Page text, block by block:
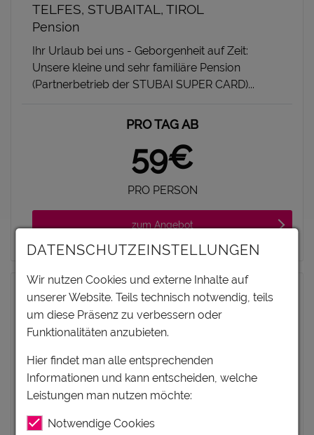
TELFES, STUBAITAL, TIROL
Pension
Ihr Urlaub bei uns - Geborgenheit auf Zeit:
Unsere kleine und sehr familiäre Pension
(Partnerbetrieb der STUBAI SUPER CARD)...
PRO TAG AB
59€
PRO PERSON
zum Angebot
DATENSCHUTZEINSTELLUNGEN
Wir nutzen Cookies und externe Inhalte auf
unserer Website. Teils technisch notwendig, teils
um diese Präsenz zu verbessern oder
Funktionalitäten anzubieten.
Hier findet man alle entsprechenden
Informationen und kann entscheiden, welche
Leistungen man nutzen möchte:
Notwendige Cookies